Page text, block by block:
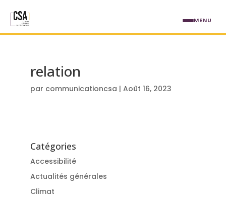
relation
par communicationcsa | Août 16, 2023
Catégories
Accessibilité
Actualités générales
Climat
MENU